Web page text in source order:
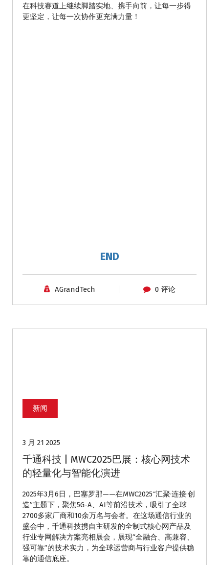
在科技赛道上继续脚踏实地、携手向前，让每一步得
更坚定，让每一次协作更充满力量！
END
AGrandTech 0 评论
新闻
3 月 21 2025
千通科技 | MWC2025巴展：核心网技术
的轻量化与智能化演进
2025年3月6日，巴塞罗那——在MWC2025″汇聚·连接·创
造”主题下，聚焦5G-A、AI等前沿技术，吸引了全球
2700多家厂商和10余万名与会者。在这场通信行业的
盛会中，千通科技携自主研发的全制式核心网产品及
行业专网解决方案亮相展会，展现“全融合、高兼容、
强可靠”的技术实力，为全球运营商与行业客户提供稳
靠的通信底座。